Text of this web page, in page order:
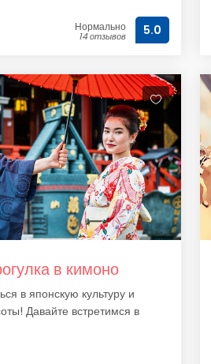
Нормально
14 отзывов 5.0
в кимоно
в японскую культуру и
Давайте встретимся в